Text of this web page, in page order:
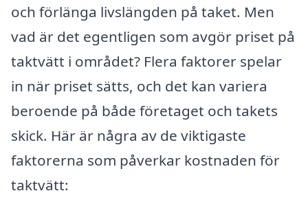
och förlänga livslängden på taket. Men
vad är det egentligen som avgör priset på
taktvätt i området? Flera faktorer spelar
in när priset sätts, och det kan variera
beroende på både företaget och takets
skick. Här är några av de viktigaste
faktorerna som påverkar kostnaden för
taktvätt: